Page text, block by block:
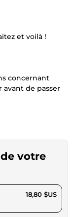
et voilà !
concernant
avant de passer
votre
18,80 $US